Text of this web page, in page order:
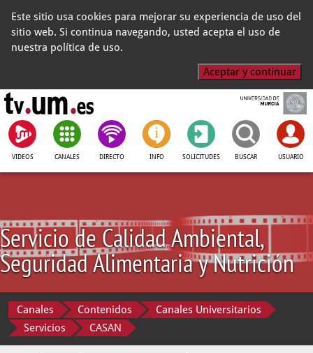
Este sitio usa cookies para mejorar su experiencia de uso del
sitio web. Si continua navegando, usted acepta el uso de
nuestra política de uso.
Aceptar y continuar
VIDEOS CANALES DIRECTO INFO SOLICITUDES BUSCAR USUARIO
Servicio de Calidad Ambiental,
Seguridad Alimentaria y Nutrición
Canales Contenidos
Canales Universitarios
Servicios
CASAN